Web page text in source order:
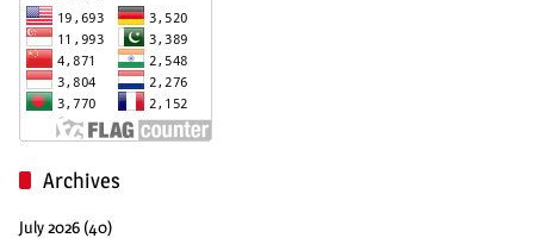
Archives
July 2026 (40)